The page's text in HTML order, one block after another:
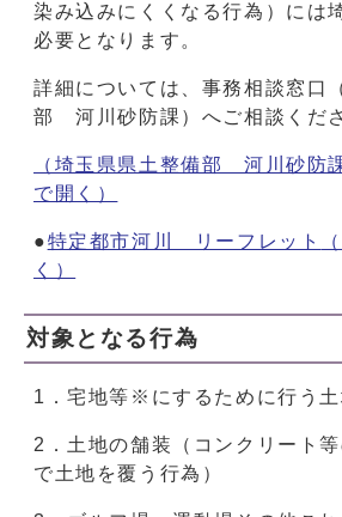
染み込みにくくなる行為）には
必要となります。
詳細については、事務相談窓口
部 河川砂防課）へご相談くだ
（埼玉県県土整備部 河川砂防
で開く）
●特定都市河川 リーフレット
く）
対象となる行為
1．宅地等※にするために行う土
2．土地の舗装（コンクリート
で土地を覆う行為）